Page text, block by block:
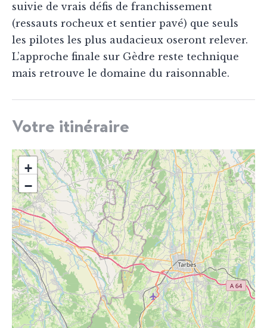
suivie de vrais défis de franchissement
(ressauts rocheux et sentier pavé) que seuls
les pilotes les plus audacieux oseront relever.
L’approche finale sur Gèdre reste technique
mais retrouve le domaine du raisonnable.
Votre itinéraire
+
−